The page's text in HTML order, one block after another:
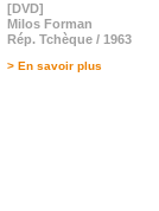
[DVD]
Milos Forman
Rép. Tchèque / 1963
> En savoir plus